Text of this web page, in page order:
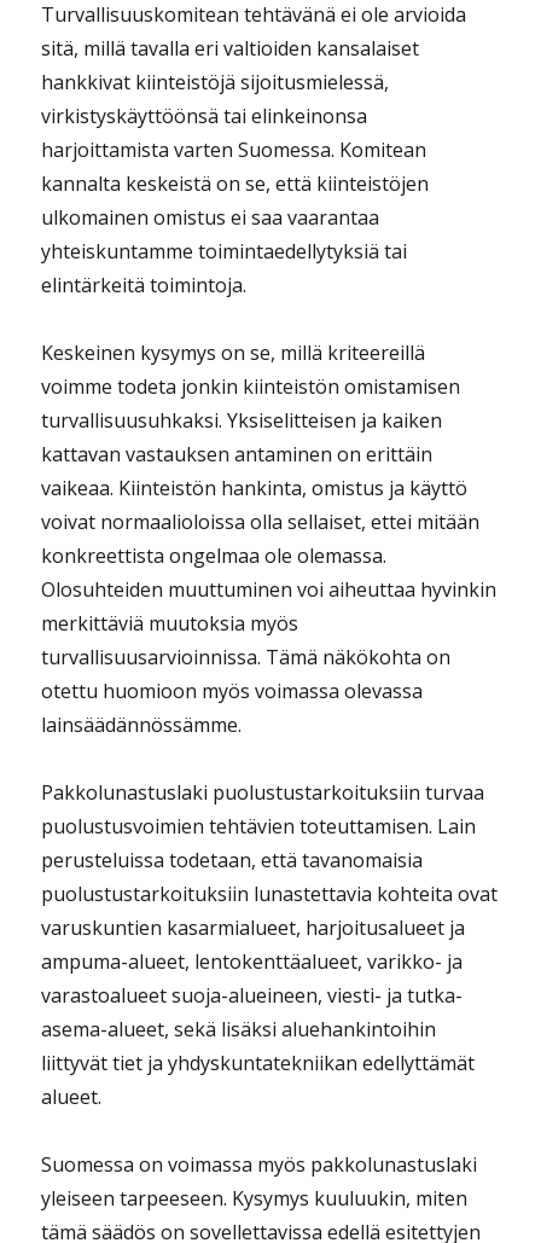
Turvallisuuskomitean tehtävänä ei ole arvioida
sitä, millä tavalla eri valtioiden kansalaiset
hankkivat kiinteistöjä sijoitusmielessä,
virkistyskäyttöönsä tai elinkeinonsa
harjoittamista varten Suomessa. Komitean
kannalta keskeistä on se, että kiinteistöjen
ulkomainen omistus ei saa vaarantaa
yhteiskuntamme toimintaedellytyksiä tai
elintärkeitä toimintoja.
Keskeinen kysymys on se, millä kriteereillä
voimme todeta jonkin kiinteistön omistamisen
turvallisuusuhkaksi. Yksiselitteisen ja kaiken
kattavan vastauksen antaminen on erittäin
vaikeaa. Kiinteistön hankinta, omistus ja käyttö
voivat normaalioloissa olla sellaiset, ettei mitään
konkreettista ongelmaa ole olemassa.
Olosuhteiden muuttuminen voi aiheuttaa hyvinkin
merkittäviä muutoksia myös
turvallisuusarvioinnissa. Tämä näkökohta on
otettu huomioon myös voimassa olevassa
lainsäädännössämme.
Pakkolunastuslaki puolustustarkoituksiin turvaa
puolustusvoimien tehtävien toteuttamisen. Lain
perusteluissa todetaan, että tavanomaisia
puolustustarkoituksiin lunastettavia kohteita ovat
varuskuntien kasarmialueet, harjoitusalueet ja
ampuma-alueet, lentokenttäalueet, varikko- ja
varastoalueet suoja-alueineen, viesti- ja tutka-
asema-alueet, sekä lisäksi aluehankintoihin
liittyvät tiet ja yhdyskuntatekniikan edellyttämät
alueet.
Suomessa on voimassa myös pakkolunastuslaki
yleiseen tarpeeseen. Kysymys kuuluukin, miten
tämä säädös on sovellettavissa edellä esitettyjen